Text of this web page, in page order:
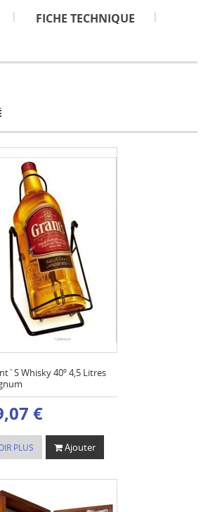
FICHE TECHNIQUE
Whisky 40º 4,5 Litres
€
PLUS Ajouter